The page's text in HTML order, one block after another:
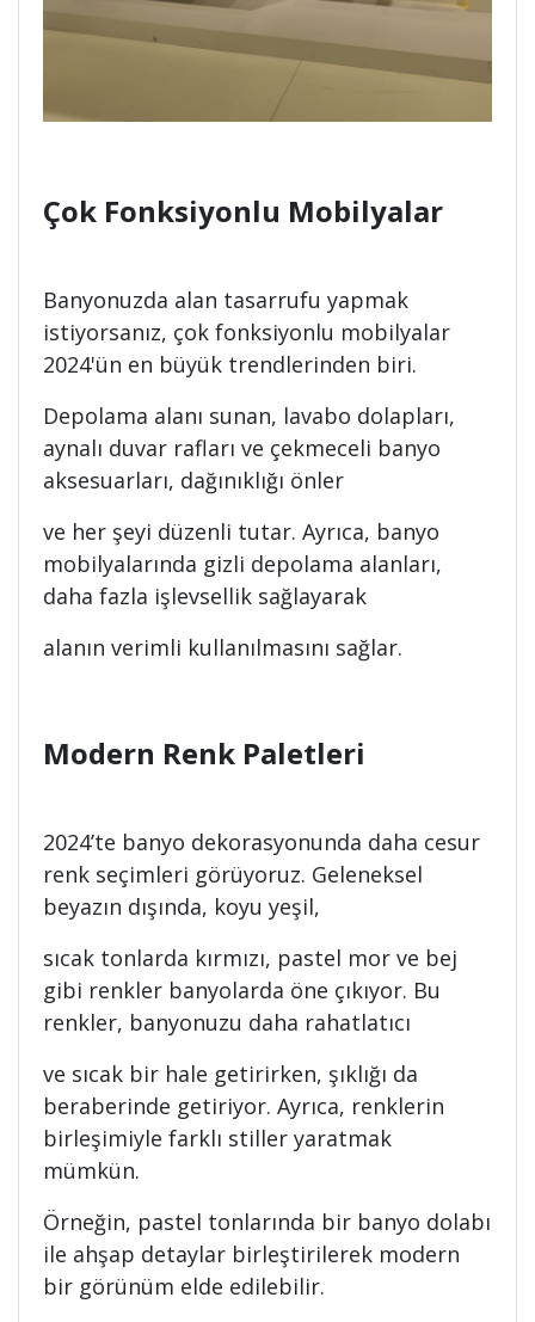
Çok Fonksiyonlu Mobilyalar
Banyonuzda alan tasarrufu yapmak
istiyorsanız, çok fonksiyonlu mobilyalar
2024'ün en büyük trendlerinden biri.
Depolama alanı sunan, lavabo dolapları,
aynalı duvar rafları ve çekmeceli banyo
aksesuarları, dağınıklığı önler
ve her şeyi düzenli tutar. Ayrıca, banyo
mobilyalarında gizli depolama alanları,
daha fazla işlevsellik sağlayarak
alanın verimli kullanılmasını sağlar.
Modern Renk Paletleri
2024’te banyo dekorasyonunda daha cesur
renk seçimleri görüyoruz. Geleneksel
beyazın dışında, koyu yeşil,
sıcak tonlarda kırmızı, pastel mor ve bej
gibi renkler banyolarda öne çıkıyor. Bu
renkler, banyonuzu daha rahatlatıcı
ve sıcak bir hale getirirken, şıklığı da
beraberinde getiriyor. Ayrıca, renklerin
birleşimiyle farklı stiller yaratmak
mümkün.
Örneğin, pastel tonlarında bir banyo dolabı
ile ahşap detaylar birleştirilerek modern
bir görünüm elde edilebilir.